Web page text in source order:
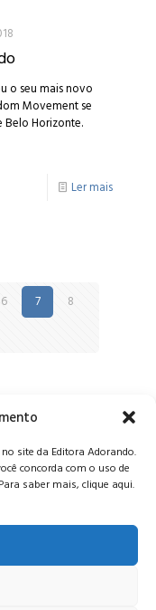
site da Editora Adorando.
concorda com o uso de
saber mais, clique aqui.
o seu mais novo
Movement se
Belo Horizonte.
Ler mais
6 7
8
- Portaria 04, Vila da
065 - MG